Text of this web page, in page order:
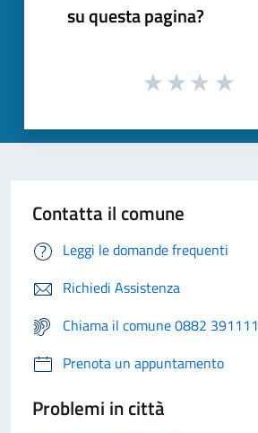
su questa pagina?
Contatta il comune
Leggi le domande frequenti
Richiedi Assistenza
Chiama il comune 0882 391111
Prenota un appuntamento
Problemi in città